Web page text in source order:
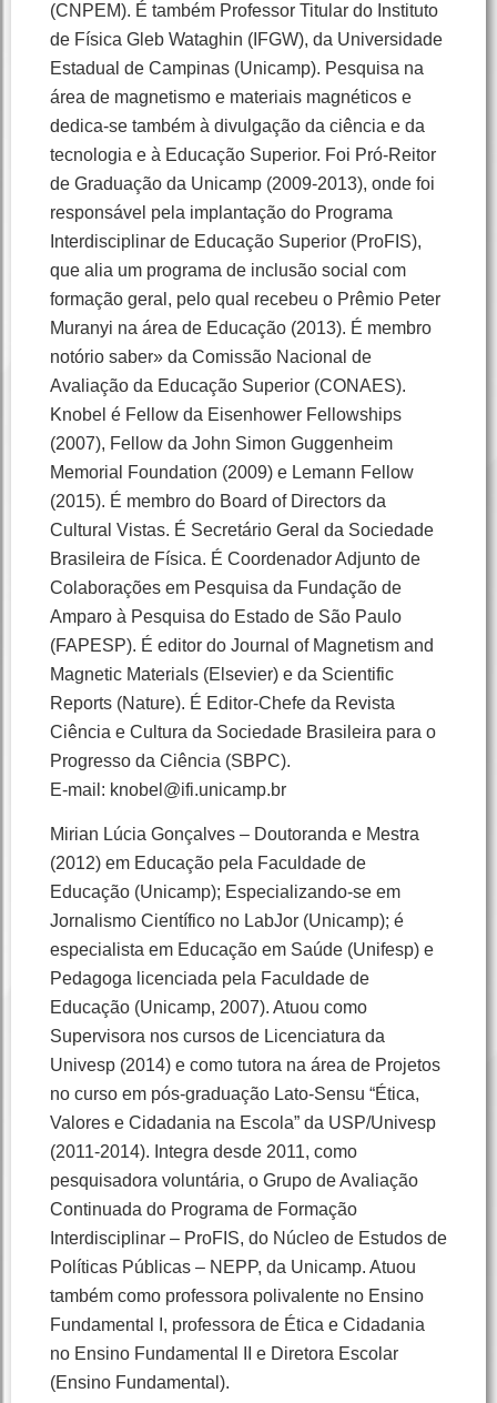
(CNPEM). É também Professor Titular do Instituto
de Física Gleb Wataghin (IFGW), da Universidade
Estadual de Campinas (Unicamp). Pesquisa na
área de magnetismo e materiais magnéticos e
dedica-se também à divulgação da ciência e da
tecnologia e à Educação Superior. Foi Pró-Reitor
de Graduação da Unicamp (2009-2013), onde foi
responsável pela implantação do Programa
Interdisciplinar de Educação Superior (ProFIS),
que alia um programa de inclusão social com
formação geral, pelo qual recebeu o Prêmio Peter
Muranyi na área de Educação (2013). É membro
notório saber» da Comissão Nacional de
Avaliação da Educação Superior (CONAES).
Knobel é Fellow da Eisenhower Fellowships
(2007), Fellow da John Simon Guggenheim
Memorial Foundation (2009) e Lemann Fellow
(2015). É membro do Board of Directors da
Cultural Vistas. É Secretário Geral da Sociedade
Brasileira de Física. É Coordenador Adjunto de
Colaborações em Pesquisa da Fundação de
Amparo à Pesquisa do Estado de São Paulo
(FAPESP). É editor do Journal of Magnetism and
Magnetic Materials (Elsevier) e da Scientific
Reports (Nature). É Editor-Chefe da Revista
Ciência e Cultura da Sociedade Brasileira para o
Progresso da Ciência (SBPC).
E-mail: knobel@ifi.unicamp.br
Mirian Lúcia Gonçalves – Doutoranda e Mestra
(2012) em Educação pela Faculdade de
Educação (Unicamp); Especializando-se em
Jornalismo Científico no LabJor (Unicamp); é
especialista em Educação em Saúde (Unifesp) e
Pedagoga licenciada pela Faculdade de
Educação (Unicamp, 2007). Atuou como
Supervisora nos cursos de Licenciatura da
Univesp (2014) e como tutora na área de Projetos
no curso em pós-graduação Lato-Sensu “Ética,
Valores e Cidadania na Escola” da USP/Univesp
(2011-2014). Integra desde 2011, como
pesquisadora voluntária, o Grupo de Avaliação
Continuada do Programa de Formação
Interdisciplinar – ProFIS, do Núcleo de Estudos de
Políticas Públicas – NEPP, da Unicamp. Atuou
também como professora polivalente no Ensino
Fundamental I, professora de Ética e Cidadania
no Ensino Fundamental II e Diretora Escolar
(Ensino Fundamental).